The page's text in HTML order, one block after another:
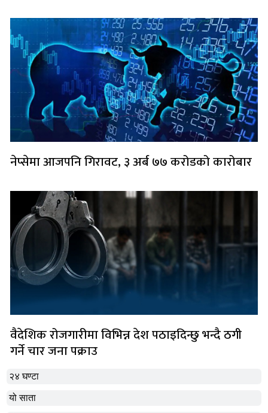
२४ घण्टा
यो साता
नेप्सेमा आजपनि गिरावट, ३ अर्ब ७७ करोडको कारोबार
वैदेशिक रोजगारीमा विभिन्न देश पठाइदिन्छु भन्दै ठगी
गर्ने चार जना पक्राउ